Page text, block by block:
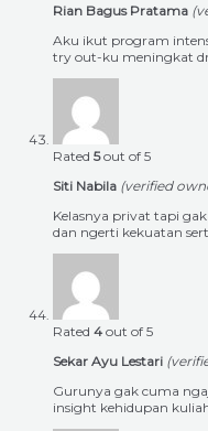
Rian Bagus Pratama
Aku ikut program
try out-ku meningkat
Rated 5out of 5
Siti Nabila (verified
Kelasnya privat tapi
dan ngerti kekuatan
Rated 4 out of 5
Sekar Ayu Lestari
Gurunya gak cuma
insight kehidupan